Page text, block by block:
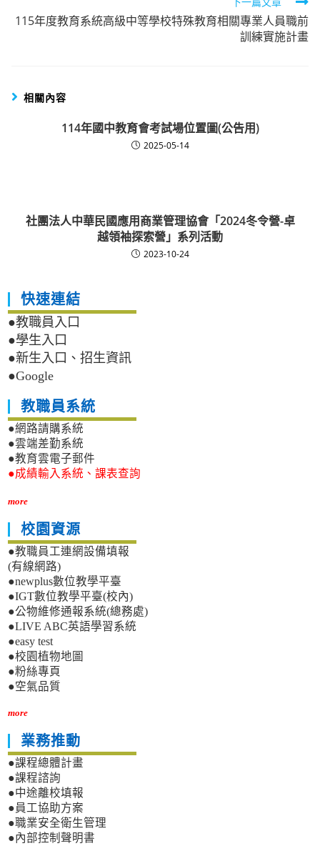
articles
115年度教育系統高級中等學校特殊教育相關專業人員職前
訓練實施計畫
相關內容
114年國中教育會考試場位置圖(公告用)
2025-05-14
社團法人中華民國應用商業管理協會「2024冬令營-卓
越領袖探索營」系列活動
2023-10-24
快速連結
●教職員入口
●學生入口
●新生入口、招生資訊
●Google
教職員系統
●網路請購系統
●雲端差勤系統
●教育雲電子郵件
●成績輸入系統、課表查詢
more
校園資源
●教職員工連網設備填報
(有線網路)
●newplus數位教學平臺
●IGT數位教學平臺(校內)
●公物維修通報系統(總務處)
●LIVE ABC英語學習系統
●easy test
●校園植物地圖
●粉絲專頁
●空氣品質
more
業務推動
●課程總體計畫
●課程諮詢
●中途離校填報
●員工協助方案
●職業安全衛生管理
●內部控制聲明書